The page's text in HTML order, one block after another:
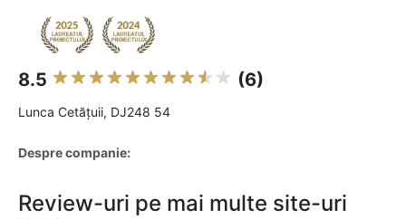
8.5 (6)
Lunca Cetăţuii, DJ248 54
Despre companie:
Review-uri pe mai multe site-uri